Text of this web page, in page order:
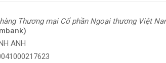
Thương mại Cổ phần Ngoại thương Việt
ANH